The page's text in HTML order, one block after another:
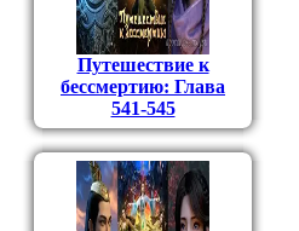
Путешествие к
бессмертию: Глава
541-545